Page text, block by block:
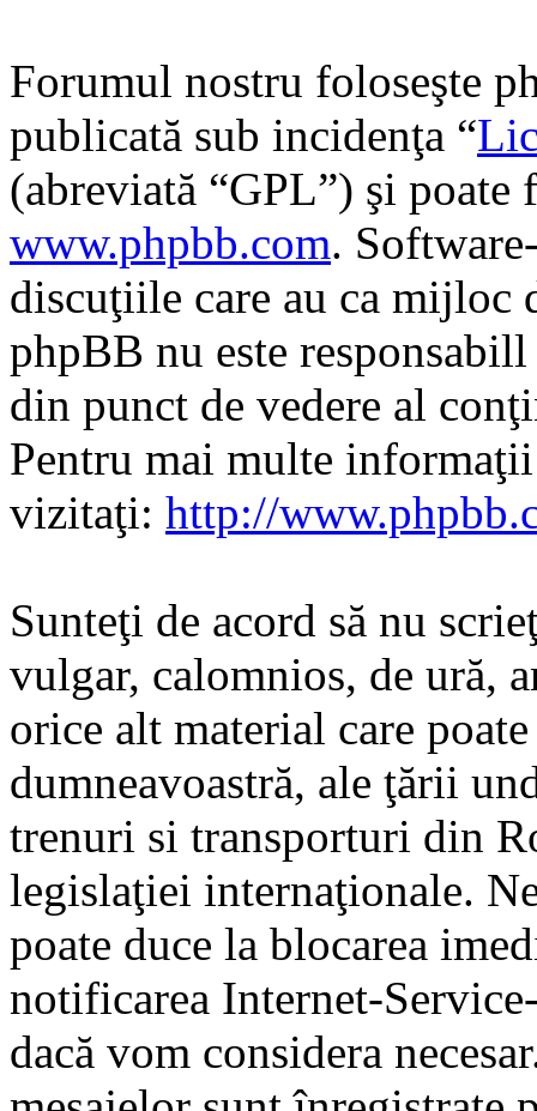
Forumul nostru foloseşte
publicată sub incidenţa “
(abreviată “GPL”) şi poate
www.phpbb.com.
discuţiile care au ca mijloc
phpBB nu este
din punct de vedere al
Pentru mai multe
vizitaţi: http://
Sunteţi de acord să nu
vulgar, calomnios, de ură,
orice alt material care
dumneavoastră, ale ţării
trenuri si transporturi din
legislaţiei internaţionale.
poate duce la blocarea
notificarea Internet-
dacă vom considera